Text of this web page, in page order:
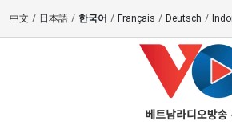
中文 / 日本語 / 한국어 / Français / Deutsch /